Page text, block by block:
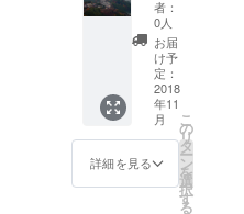
を行い
ます、
その為
完成予
定日が
2018年
11月頃
になり
ます。
その
後、11
イプ)と
iPhone
ケース
のセッ
ト！
iPhone
ケース
の種類
は いず
れか一
つをお
者：
0人
お届
け予
定：
2018
年11
月
詳細を見る
こ
の
リ
タ
ー
ン
を
選
択
す
る